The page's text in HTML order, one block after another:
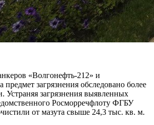
«Волгонефть-212» и
предмет загрязнения обследовано более
Устраняя загрязнения выявленных
Росморречфлоту ФГБУ
от мазута свыше 24,3 тыс. кв. м.